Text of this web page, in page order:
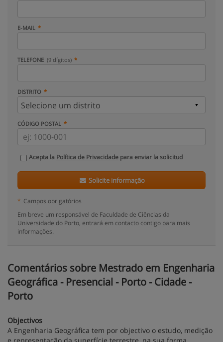
E-MAIL
TELEFONE (9 dígitos)
DISTRITO
CÓDIGO POSTAL
Acepta la Política de Privacidade para enviar la solicitud
Solicite informação
* Campos obrigatórios
Em breve um responsável de Faculdade de Ciências da
Universidade do Porto, entrará em contacto contigo para mais
informações.
Comentários sobre Mestrado em Engenharia
Geográfica - Presencial - Porto - Cidade -
Porto
Objectivos
A Engenharia Geográfica tem por objectivo o estudo, medição